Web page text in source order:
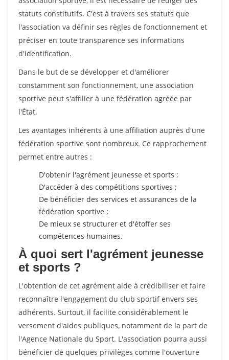
statuts constitutifs. C'est à travers ses statuts que
l'association va définir ses règles de fonctionnement et
préciser en toute transparence ses informations
d'identification.
Dans le but de se développer et d'améliorer
constamment son fonctionnement, une association
sportive peut s'affilier à une fédération agréée par
l'État.
Les avantages inhérents à une affiliation auprès d'une
fédération sportive sont nombreux. Ce rapprochement
permet entre autres :
D'obtenir l'agrément jeunesse et sports ;
D'accéder à des compétitions sportives ;
De bénéficier des services et assurances de la
fédération sportive ;
De mieux se structurer et d'étoffer ses
compétences humaines.
À quoi sert l'agrément jeunesse
et sports ?
L'obtention de cet agrément aide à crédibiliser et faire
reconnaître l'engagement du club sportif envers ses
adhérents. Surtout, il facilite considérablement le
versement d'aides publiques, notamment de la part de
l'Agence Nationale du Sport. L'association pourra aussi
bénéficier de quelques privilèges comme l'ouverture